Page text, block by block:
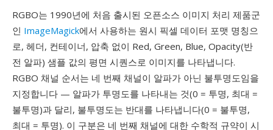
RGBO는 1990년에 처음 출시된 오픈소스 이미지 처리 제품군
인 ImageMagick에서 사용하는 원시 픽셀 데이터 포맷 명칭으
로, 헤더, 컨테이너, 압축 없이 Red, Green, Blue, Opacity(반
전 알파) 샘플 값의 평면 시퀀스로 이미지를 나타냅니다.
RGBO 채널 순서는 네 번째 채널이 알파가 아닌 불투명도임을
지정합니다 — 알파가 투명도를 나타내는 것(0 = 투명, 최대 =
불투명)과 달리, 불투명도는 반대를 나타냅니다(0 = 불투명,
최대 = 투명). 이 구분은 네 번째 채널에 대한 수학적 규약이 시